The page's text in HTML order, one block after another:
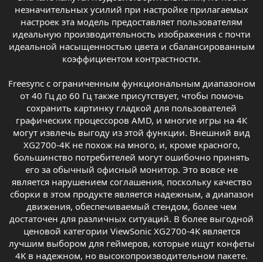
незначительных усилий при настройке прилагаемых
настроек эта модель предоставляет пользователям
идеальную производительность изображения с почти
идеальной насыщенностью цвета и сбалансированным
коэффициентом контрастности.
Freesync с ограниченным функциональным диапазоном
от 40 Гц до 60 Гц также присутствует, чтобы помочь
сохранить картинку гладкой для пользователей
графических процессоров AMD, и многие игры на 4К
могут извлечь выгоду из этой функции. Внешний вид
XG2700-4K не похож на много, и, кроме красного,
большинство потребителей могут ошибочно принять
его за обычный офисный монитор. Это вовсе не
является нарушением соглашения, поскольку качество
сборки в этом продукте является надежным, а диапазон
движения, обеспечиваемый стендом, более чем
достаточен для различных ситуаций. В более выгодной
ценовой категории ViewSonic XG2700-4K является
лучшим выбором для геймеров, которые ищут конфеты
4K в надежном, но высокопроизводительном пакете.